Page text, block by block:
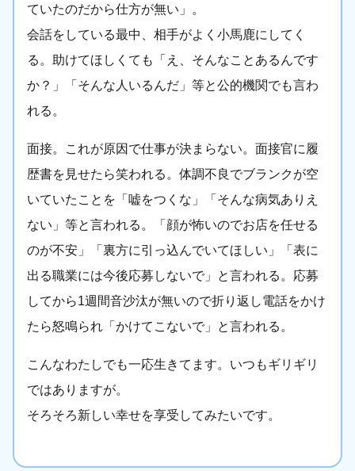
ていたのだから仕方が無い」。
会話をしている最中、相手がよく小馬鹿にしてく
る。助けてほしくても「え、そんなことあるんです
か？」「そんな人いるんだ」等と公的機関でも言わ
れる。
面接。これが原因で仕事が決まらない。面接官に履
歴書を見せたら笑われる。体調不良でブランクが空
いていたことを「嘘をつくな」「そんな病気ありえ
ない」等と言われる。「顔が怖いのでお店を任せる
のが不安」「裏方に引っ込んでいてほしい」「表に
出る職業には今後応募しないで」と言われる。応募
してから1週間音沙汰が無いので折り返し電話をかけ
たら怒鳴られ「かけてこないで」と言われる。
こんなわたしでも一応生きてます。いつもギリギリ
ではありますが。
そろそろ新しい幸せを享受してみたいです。